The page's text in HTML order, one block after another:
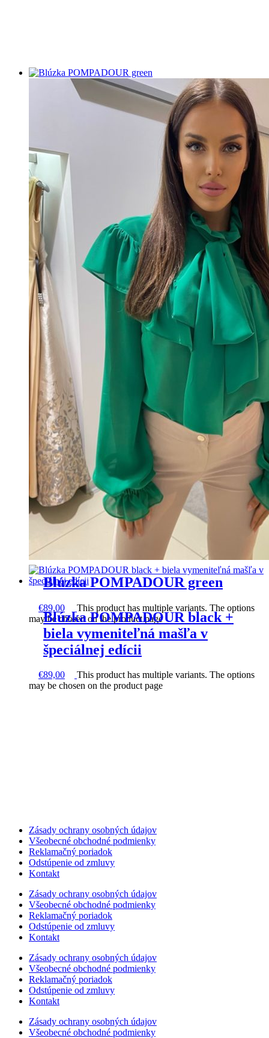
Blúzka POMPADOUR green
€89,00
This product has multiple variants. The options
may be chosen on the product page
Blúzka POMPADOUR black +
biela vymeniteľná mašľa v
špeciálnej edícii
€89,00
This product has multiple variants. The options
may be chosen on the product page
Zásady ochrany osobných údajov
Všeobecné obchodné podmienky
Reklamačný poriadok
Odstúpenie od zmluvy
Kontakt
Zásady ochrany osobných údajov
Všeobecné obchodné podmienky
Reklamačný poriadok
Odstúpenie od zmluvy
Kontakt
Zásady ochrany osobných údajov
Všeobecné obchodné podmienky
Reklamačný poriadok
Odstúpenie od zmluvy
Kontakt
Zásady ochrany osobných údajov
Všeobecné obchodné podmienky